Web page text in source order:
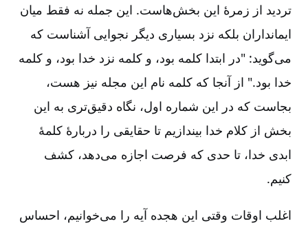
تردید از زمرۀ این بخش‌هاست‌. این جمله نه فقط میان
ایمانداران بلکه نزد بسیاری دیگر نجوایی آشناست که
می‌گوید‌‌: "در ابتدا کلمه بود، و کلمه نزد خدا بود، و کلمه
خدا بود." از آنجا که کلمه نام این مجله نیز هست‌،
بجاست که در این شماره اول‌، نگاه دقیق‌تری به این
بخش از کلام خدا بیندازیم تا حقایقی را دربارۀ کلمۀ
ابدی خدا، تا حدی که فرصت اجازه می‌دهد، کشف
کنیم‌.
اغلب اوقات وقتی این هجده آیه را می‌خوانیم‌، احساس